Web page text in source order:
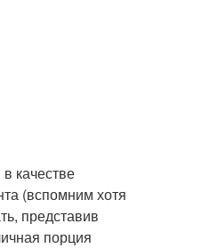
качестве
(вспомним хотя
представив
порция